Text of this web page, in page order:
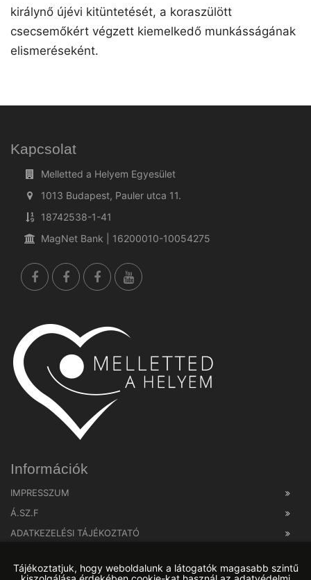
Tájékoztatjuk, hogy weboldalunk a látogatók magasabb szintű
királynő újévi kitüntetését, a koraszülött
csecsemőkért végzett kiemelkedő munkásságának
elismeréseként.
Kapcsolat
Melletted a Helyem Egyesület
1013 Budapest, Pauler utca 11.
18742538-1-41
MagNet Bank | 16200010-10054275
Információk
IMPRESSZUM
Á.SZ.F
ADATKEZELÉSI TÁJÉKOZTATÓ